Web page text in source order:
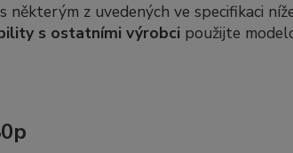
z uvedených ve specifikaci
s ostatními výrobci použijte